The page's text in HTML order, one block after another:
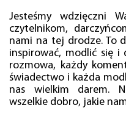
Jesteśmy wdzięczni
czytelnikom,
nami na tej drodze. To
inspirować, modlić się i
rozmowa, każdy
świadectwo i każda
nas wielkim darem.
wszelkie dobro, jakie